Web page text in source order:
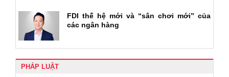
FDI thế hệ mới và “sân chơi mới” của
các ngân hàng
PHÁP LUẬT